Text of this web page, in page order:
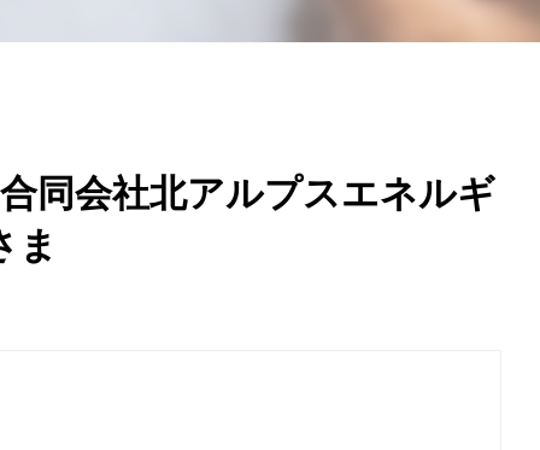
会社北アルプスエネルギ
ま